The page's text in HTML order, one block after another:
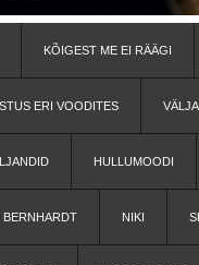
KÕIGEST ME EI RÄÄGI
ERI VOODITES
HULLUMOODI
BERNHARDT NIKI